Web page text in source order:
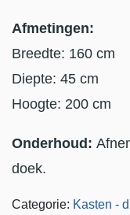
Afmetingen:
Breedte: 160 cm
Diepte: 45 cm
Hoogte: 200 cm
Onderhoud:
doek.
Categorie: Kasten -